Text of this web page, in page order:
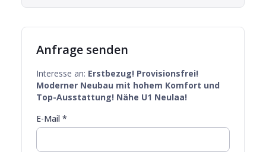
Anfrage senden
Interesse an: Erstbezug! Provisionsfrei!
Moderner Neubau mit hohem Komfort und
Top-Ausstattung! Nähe U1 Neulaa!
E-Mail *